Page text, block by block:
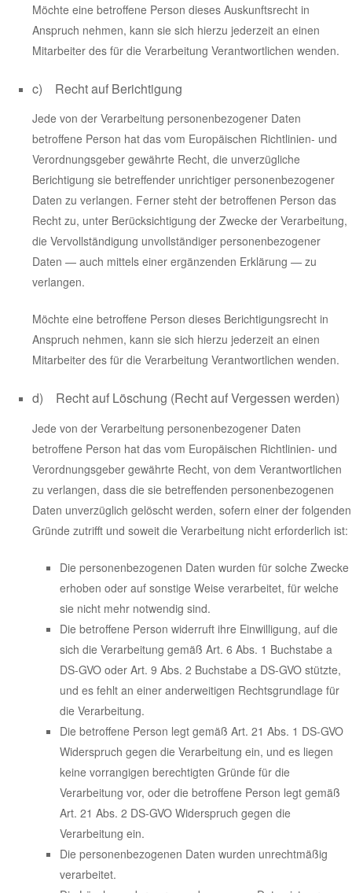
Möchte eine betroffene Person dieses Auskunftsrecht in
Anspruch nehmen, kann sie sich hierzu jederzeit an einen
Mitarbeiter des für die Verarbeitung Verantwortlichen wenden.
c) Recht auf Berichtigung
Jede von der Verarbeitung personenbezogener Daten
betroffene Person hat das vom Europäischen Richtlinien- und
Verordnungsgeber gewährte Recht, die unverzügliche
Berichtigung sie betreffender unrichtiger personenbezogener
Daten zu verlangen. Ferner steht der betroffenen Person das
Recht zu, unter Berücksichtigung der Zwecke der Verarbeitung,
die Vervollständigung unvollständiger personenbezogener
Daten — auch mittels einer ergänzenden Erklärung — zu
verlangen.
Möchte eine betroffene Person dieses Berichtigungsrecht in
Anspruch nehmen, kann sie sich hierzu jederzeit an einen
Mitarbeiter des für die Verarbeitung Verantwortlichen wenden.
d) Recht auf Löschung (Recht auf Vergessen werden)
Jede von der Verarbeitung personenbezogener Daten
betroffene Person hat das vom Europäischen Richtlinien- und
Verordnungsgeber gewährte Recht, von dem Verantwortlichen
zu verlangen, dass die sie betreffenden personenbezogenen
Daten unverzüglich gelöscht werden, sofern einer der folgenden
Gründe zutrifft und soweit die Verarbeitung nicht erforderlich ist:
Die personenbezogenen Daten wurden für solche Zwecke
erhoben oder auf sonstige Weise verarbeitet, für welche
sie nicht mehr notwendig sind.
Die betroffene Person widerruft ihre Einwilligung, auf die
sich die Verarbeitung gemäß Art. 6 Abs. 1 Buchstabe a
DS-GVO oder Art. 9 Abs. 2 Buchstabe a DS-GVO stützte,
und es fehlt an einer anderweitigen Rechtsgrundlage für
die Verarbeitung.
Die betroffene Person legt gemäß Art. 21 Abs. 1 DS-GVO
Widerspruch gegen die Verarbeitung ein, und es liegen
keine vorrangigen berechtigten Gründe für die
Verarbeitung vor, oder die betroffene Person legt gemäß
Art. 21 Abs. 2 DS-GVO Widerspruch gegen die
Verarbeitung ein.
Die personenbezogenen Daten wurden unrechtmäßig
verarbeitet.